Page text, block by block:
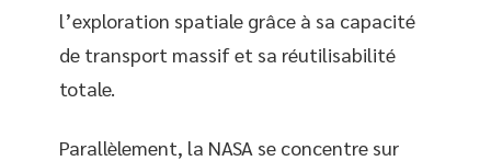
l’exploration spatiale grâce à sa capacité
de transport massif et sa réutilisabilité
totale.
Parallèlement, la NASA se concentre sur